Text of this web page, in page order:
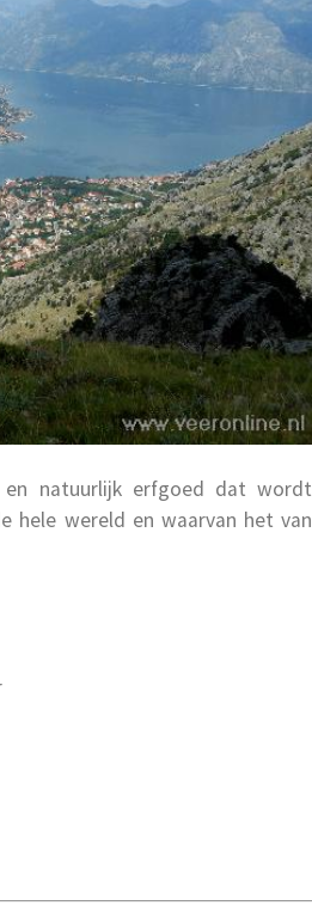
en natuurlijk erfgoed dat wordt
hele wereld en waarvan het van